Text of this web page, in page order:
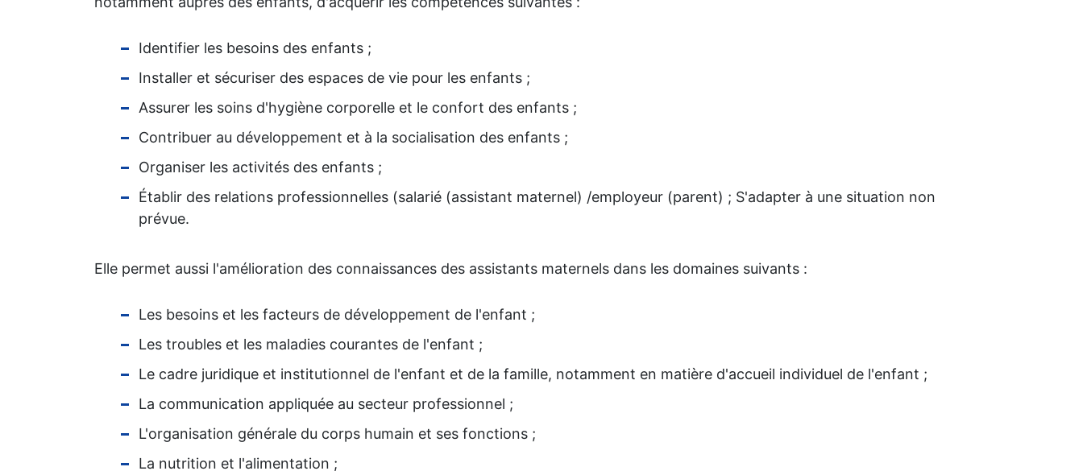
Identifier les besoins des enfants ;
Installer et sécuriser des espaces de vie pour les enfants ;
Assurer les soins d'hygiène corporelle et le confort des enfants ;
Contribuer au développement et à la socialisation des enfants ;
Organiser les activités des enfants ;
Établir des relations professionnelles (salarié (assistant maternel) /employeur (parent) ; S'adapter à une situation non
prévue.
Elle permet aussi l'amélioration des connaissances des assistants maternels dans les domaines suivants :
Les besoins et les facteurs de développement de l'enfant ;
Les troubles et les maladies courantes de l'enfant ;
Le cadre juridique et institutionnel de l'enfant et de la famille, notamment en matière d'accueil individuel de l'enfant ;
La communication appliquée au secteur professionnel ;
L'organisation générale du corps humain et ses fonctions ;
La nutrition et l'alimentation ;